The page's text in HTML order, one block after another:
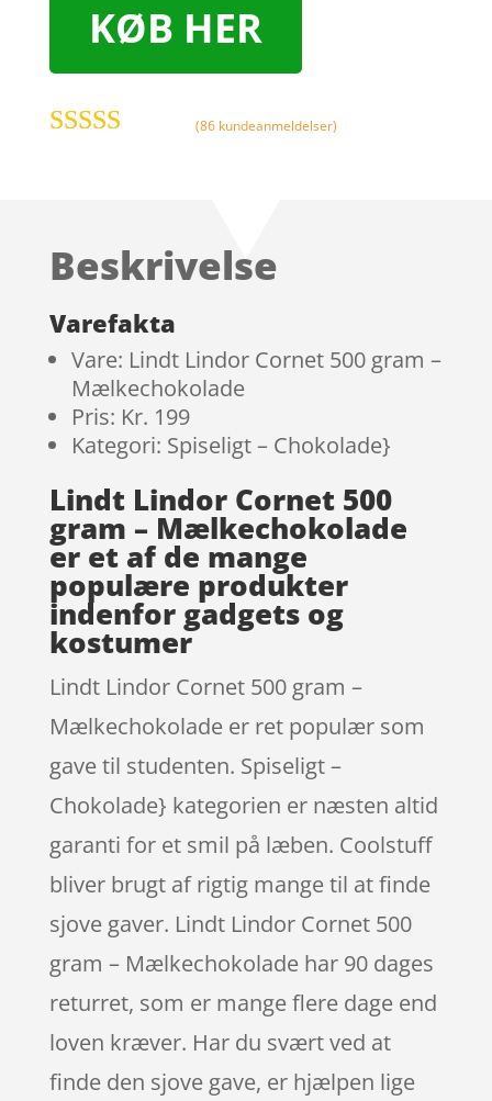
KØB HER
kundebed
(86 kundeanmeldelser)
Beskrivelse
Varefakta
Vare: Lindt Lindor Cornet 500 gram –
Mælkechokolade
Pris: Kr. 199
Kategori: Spiseligt – Chokolade}
Lindt Lindor Cornet 500
gram – Mælkechokolade
er et af de mange
populære produkter
indenfor gadgets og
kostumer
Lindt Lindor Cornet 500 gram –
Mælkechokolade er ret populær som
gave til studenten. Spiseligt –
Chokolade} kategorien er næsten altid
garanti for et smil på læben. Coolstuff
bliver brugt af rigtig mange til at finde
sjove gaver. Lindt Lindor Cornet 500
gram – Mælkechokolade har 90 dages
returret, som er mange flere dage end
loven kræver. Har du svært ved at
finde den sjove gave, er hjælpen lige